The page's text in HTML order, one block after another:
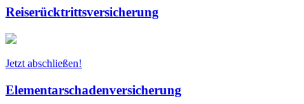
Reiserücktrittsversicherung
Jetzt abschließen!
Elementarschadenversicherung